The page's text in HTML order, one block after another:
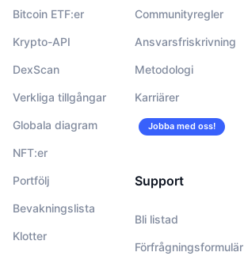
Bitcoin ETF:er
Krypto-API
DexScan
Verkliga tillgångar
Globala diagram
NFT:er
Portfölj
Bevakningslista
Klotter
Communityregler
Ansvarsfriskrivning
Metodologi
Karriärer
Jobba med oss!
Support
Bli listad
Förfrågningsformulär